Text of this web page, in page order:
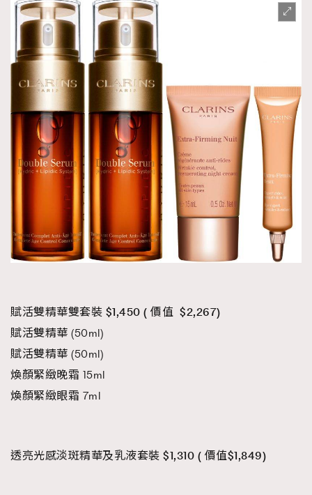
賦活雙精華雙套裝 $1,450 ( 價值 $2,267)
賦活雙精華 (50ml)
賦活雙精華 (50ml)
煥顏緊緻晚霜 15ml
煥顏緊緻眼霜 7ml
透亮光感淡斑精華及乳液套裝 $1,310 ( 價值$1,849)